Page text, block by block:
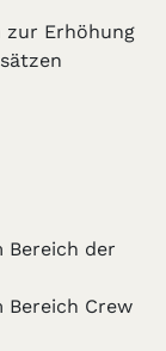
zur Erhöhung
Bereich der
Bereich Crew